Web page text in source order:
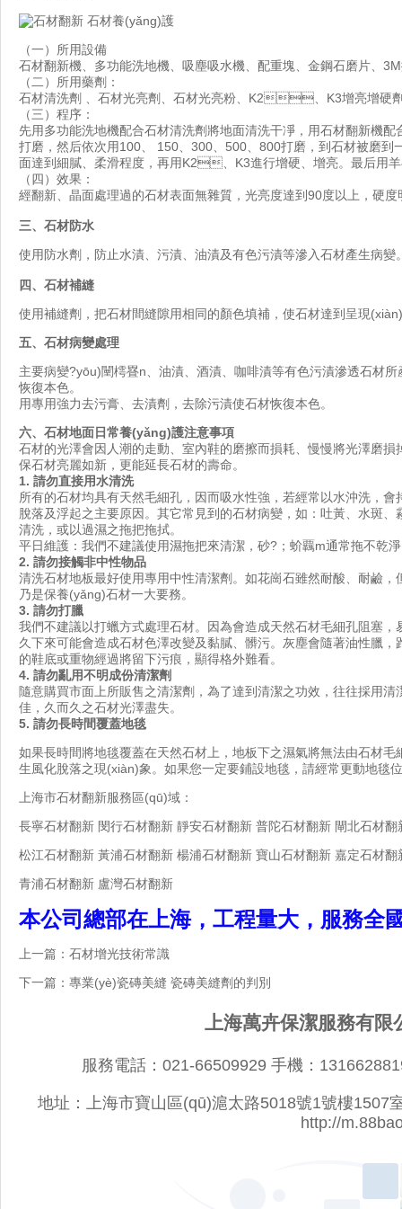
（一）所用設備
石材翻新機、多功能洗地機、吸塵吸水機、配重塊、金鋼石磨片、3M
（二）所用藥劑：
石材清洗劑 、石材光亮劑、石材光亮粉、K2、K3增亮增硬
（三）程序：
先用多功能洗地機配合石材清洗劑將地面清洗干凈，用石材翻新機配
打磨，然后依次用100、 150、300、500、800打磨，到石材
面達到細膩、柔滑程度，再用K2、K3進行增硬、增亮。最后
（四）效果：
經翻新、晶面處理過的石材表面無雜質，光亮度達到90度以上，
三、石材防水
使用防水劑，防止水漬、污漬、油漬及有色污漬等滲入石材產生病變
四、石材補縫
使用補縫劑，把石材間縫隙用相同的顏色填補，使石材達到呈現
五、石材病變處理
主要病變?yōu)闉樗疂n、油漬、酒漬、咖啡漬等有色污漬滲透石材
恢復本色。
用專用強力去污膏、去漬劑，去除污漬使石材恢復本色。
六、石材地面日常養(yǎng)護注意事項
石材的光澤會因人潮的走動、室內鞋的磨擦而損耗、慢慢將光澤磨損
保石材亮麗如新，更能延長石材的壽命。
1. 請勿直接用水清洗
所有的石材均具有天然毛細孔，因而吸水性強，若經常以水沖洗
脫落及浮起之主要原因。其它常見到的石材病變，如：吐黃、水斑
清洗，或以過濕之拖把拖拭。
平日維護：我們不建議使用濕拖把來清潔，砂?；蚧覊m通常拖不乾
2. 請勿接觸非中性物品
清洗石材地板最好使用專用中性清潔劑。如花崗石雖然耐酸、耐鹼
乃是保養(yǎng)石材一大要務。
3. 請勿打臘
我們不建議以打蠟方式處理石材。因為會造成天然石材毛細孔阻塞，
久下來可能會造成石材色澤改變及黏膩、髒污。灰塵會隨著油性臘
的鞋底或重物經過將留下污痕，顯得格外難看。
4. 請勿亂用不明成份清潔劑
隨意購買市面上所販售之清潔劑，為了達到清潔之功效，往往採
佳，久而久之石材光澤盡失。
5. 請勿長時間覆蓋地毯
如果長時間將地毯覆蓋在天然石材上，地板下之濕氣將無法由石材毛
生風化脫落之現(xiàn)象。如果您一定要鋪設地毯，請經常更動地毯位
上海市石材翻新服務區(qū)域：
長寧石材翻新 閔行石材翻新 靜安石材翻新 普陀石材翻新 閘北石材翻
松江石材翻新 黃浦石材翻新 楊浦石材翻新 寶山石材翻新 嘉定石材翻
青浦石材翻新 盧灣石材翻新
本公司總部在上海，工程量大，服務全國
上一篇： 石材增光技術常識
下一篇： 專業(yè)瓷磚美縫 瓷磚美縫劑的判別
上海萬卉保潔服務有
服務電話：021-66509929 手機：
地址：上海市寶山區(qū)滬太路5018號1號樓1507
http://